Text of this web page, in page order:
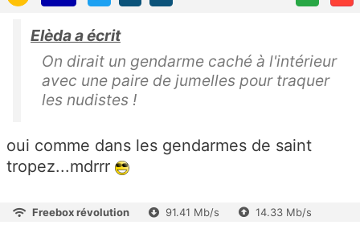
Elèda a écrit
On dirait un gendarme caché à l'intérieur
avec une paire de jumelles pour traquer
les nudistes !
oui comme dans les gendarmes de saint
tropez...mdrrr
Freebox révolution 91.41 Mb/s 14.33 Mb/s